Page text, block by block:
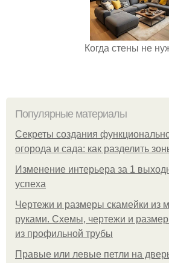
Когда стены не
Популярные материалы
Секреты создания
огорода и сада: как разделить
Изменение интерьера за 1
успеха
Чертежи и размеры скамейки из
руками. Схемы, чертежи и
из профильной трубы
Правые или левые петли на